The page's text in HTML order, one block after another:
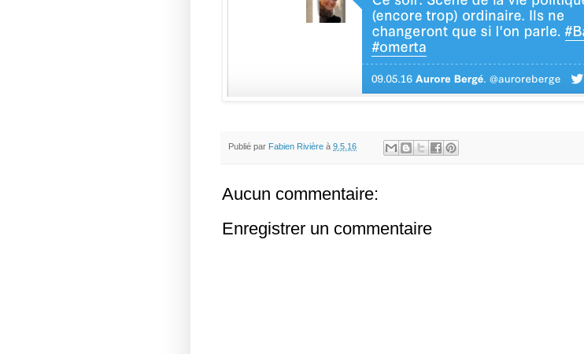
Publié par Fabien Rivière à 9.5.16
Aucun commentaire:
Enregistrer un commentaire